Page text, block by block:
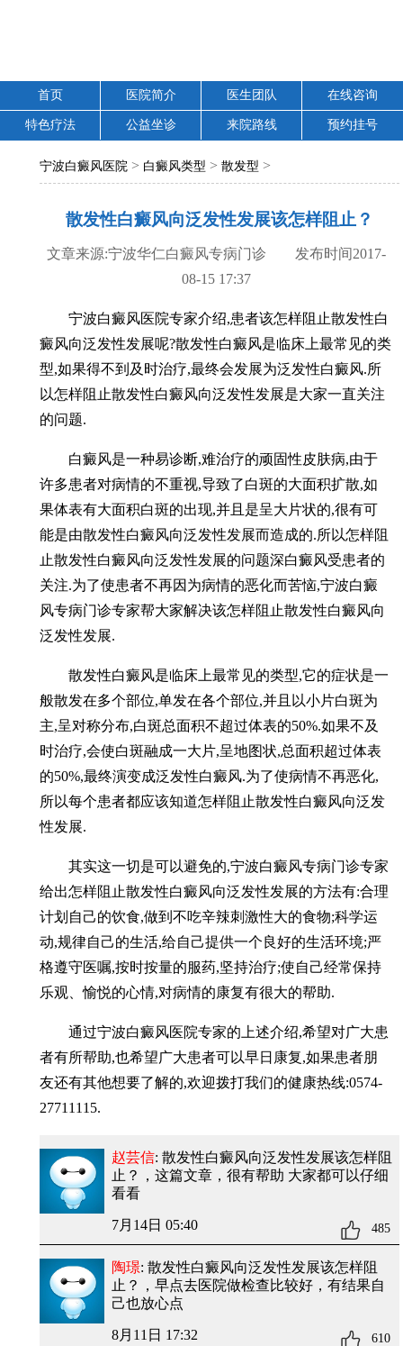
首页 医院简介 医生团队 在线咨询
特色疗法 公益坐诊 来院路线 预约挂号
宁波白癜风医院 > 白癜风类型 >散发型 >
散发性白癜风向泛发性发展该怎样阻止？
文章来源:宁波华仁白癜风专病门诊 发布时间2017-
08-15 17:37
宁波白癜风医院专家介绍,患者该怎样阻止散发性白
癜风向泛发性发展呢?散发性白癜风是临床上最常见的类
型,如果得不到及时治疗,最终会发展为泛发性白癜风.所
以怎样阻止散发性白癜风向泛发性发展是大家一直关注
的问题.
白癜风是一种易诊断,难治疗的顽固性皮肤病,由于
许多患者对病情的不重视,导致了白斑的大面积扩散,如
果体表有大面积白斑的出现,并且是呈大片状的,很有可
能是由散发性白癜风向泛发性发展而造成的.所以怎样阻
止散发性白癜风向泛发性发展的问题深白癜风受患者的
关注.为了使患者不再因为病情的恶化而苦恼,宁波白癜
风专病门诊专家帮大家解决该怎样阻止散发性白癜风向
泛发性发展.
散发性白癜风是临床上最常见的类型,它的症状是一
般散发在多个部位,单发在各个部位,并且以小片白斑为
主,呈对称分布,白斑总面积不超过体表的50%.如果不及
时治疗,会使白斑融成一大片,呈地图状,总面积超过体表
的50%,最终演变成泛发性白癜风.为了使病情不再恶化,
所以每个患者都应该知道怎样阻止散发性白癜风向泛发
性发展.
其实这一切是可以避免的,宁波白癜风专病门诊专家
给出怎样阻止散发性白癜风向泛发性发展的方法有:合理
计划自己的饮食,做到不吃辛辣刺激性大的食物;科学运
动,规律自己的生活,给自己提供一个良好的生活环境;严
格遵守医嘱,按时按量的服药,坚持治疗;使自己经常保持
乐观、愉悦的心情,对病情的康复有很大的帮助.
通过宁波白癜风医院专家的上述介绍,希望对广大患
者有所帮助,也希望广大患者可以早日康复,如果患者朋
友还有其他想要了解的,欢迎拨打我们的健康热线:0574-
27711115.
赵芸信: 散发性白癜风向泛发性发展该怎样阻
止？
，这篇文章，很有帮助 大家都可以仔细
看看
7月14日 05:40 485
陶璟: 散发性白癜风向泛发性发展该怎样阻
止？
，早点去医院做检查比较好，有结果自
己也放心点
8月11日 17:32 610